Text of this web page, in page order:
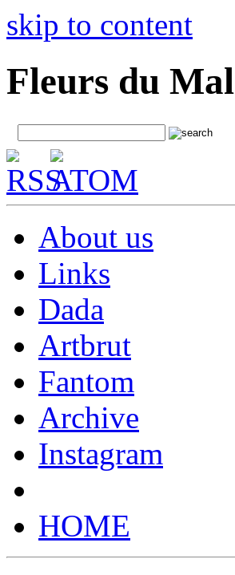
skip to content
Fleurs du
About us
Links
Dada
Artbrut
Fantom
Archive
Instagram
HOME